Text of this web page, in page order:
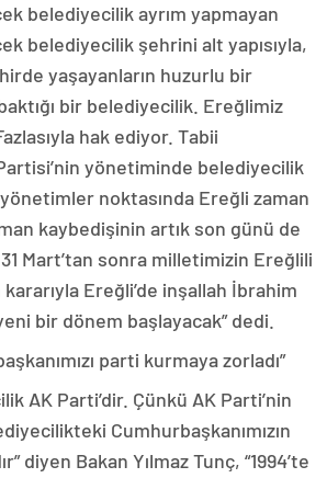
belediyecilik ayrım yapmayan
belediyecilik şehrini alt yapısıyla,
yaşayanların huzurlu bir
bir belediyecilik. Ereğlimiz
hak ediyor. Tabii
yönetiminde belediyecilik
noktasında Ereğli zaman
kaybedişinin artık son günü de
Mart’tan sonra milletimizin Ereğlili
Ereğli’de inşallah İbrahim
bir dönem başlayacak” dedi.
parti kurmaya zorladı”
AK Parti’dir. Çünkü AK Parti’nin
Cumhurbaşkanımızın
diyen Bakan Yılmaz Tunç, “1994’te